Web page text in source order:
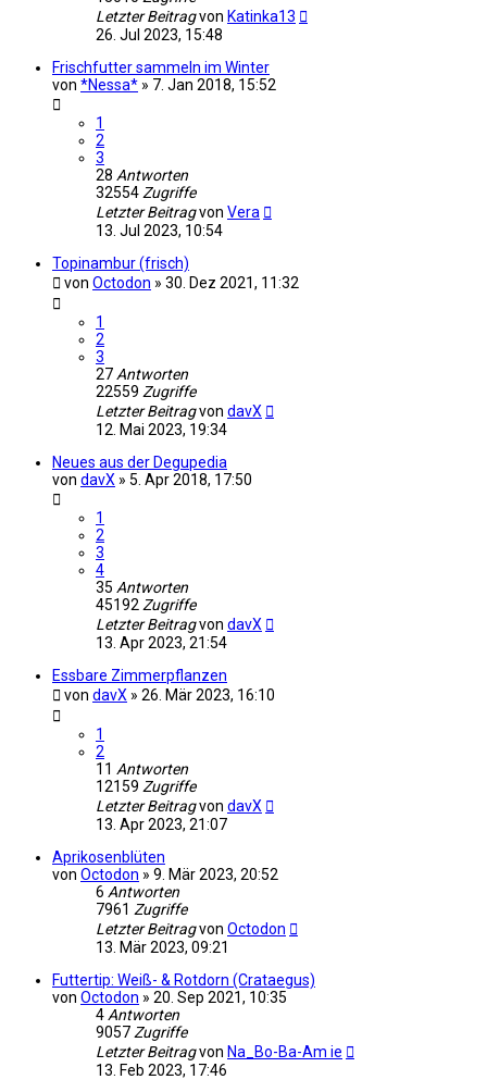
Letzter Beitragvon Katinka13
26. Jul 2023, 15:48
Frischfutter sammeln im Winter
von *Nessa* » 7. Jan 2018, 15:52
1
2
3
28 Antworten
32554 Zugriffe
Letzter Beitragvon Vera
13. Jul 2023, 10:54
Topinambur (frisch)
von Octodon » 30. Dez 2021, 11:32
1
2
3
27 Antworten
22559 Zugriffe
Letzter Beitragvon davX
12. Mai 2023, 19:34
Neues aus der Degupedia
von davX » 5. Apr 2018, 17:50
1
2
3
4
35 Antworten
45192 Zugriffe
Letzter Beitragvon davX
13. Apr 2023, 21:54
Essbare Zimmerpflanzen
von davX » 26. Mär 2023, 16:10
1
2
11 Antworten
12159 Zugriffe
Letzter Beitragvon davX
13. Apr 2023, 21:07
Aprikosenblüten
von Octodon » 9. Mär 2023, 20:52
6 Antworten
7961 Zugriffe
Letzter Beitragvon Octodon
13. Mär 2023, 09:21
Futtertip: Weiß- & Rotdorn (Crataegus)
von Octodon » 20. Sep 2021, 10:35
4 Antworten
9057 Zugriffe
Letzter Beitragvon Na_Bo-Ba-Am ie
13. Feb 2023, 17:46